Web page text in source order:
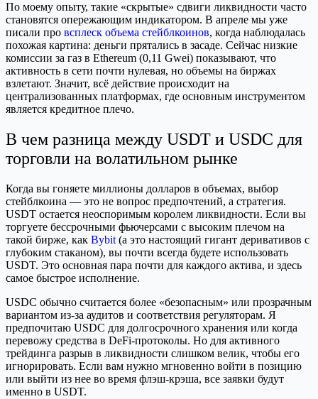
По моему опыту, такие «скрытые» сдвиги ликвидности часто
становятся опережающим индикатором. В апреле мы уже
писали про всплеск объема стейблкоинов, когда наблюдалась
похожая картина: деньги прятались в засаде. Сейчас низкие
комиссии за газ в Ethereum (0,11 Gwei) показывают, что
активность в сети почти нулевая, но объемы на биржах
взлетают. Значит, всё действие происходит на
централизованных платформах, где основным инструментом
является кредитное плечо.
В чем разница между USDT и USDC для
торговли на волатильном рынке
Когда вы гоняете миллионы долларов в объемах, выбор
стейблкоина — это не вопрос предпочтений, а стратегия.
USDT остается неоспоримым королем ликвидности. Если вы
торгуете бессрочными фьючерсами с высоким плечом на
такой бирже, как Bybit (а это настоящий гигант деривативов с
глубоким стаканом), вы почти всегда будете использовать
USDT. Это основная пара почти для каждого актива, и здесь
самое быстрое исполнение.
USDC обычно считается более «безопасным» или прозрачным
вариантом из-за аудитов и соответствия регуляторам. Я
предпочитаю USDC для долгосрочного хранения или когда
перевожу средства в DeFi-протоколы. Но для активного
трейдинга разрыв в ликвидности слишком велик, чтобы его
игнорировать. Если вам нужно мгновенно войти в позицию
или выйти из нее во время флэш-крэша, все заявки будут
именно в USDT.